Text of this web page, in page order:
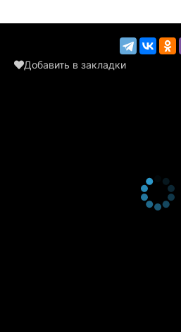
Добавить в закладки